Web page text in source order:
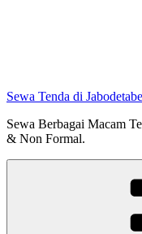
Sewa Tenda di
Sewa Berbagai Macam
& Non Formal.